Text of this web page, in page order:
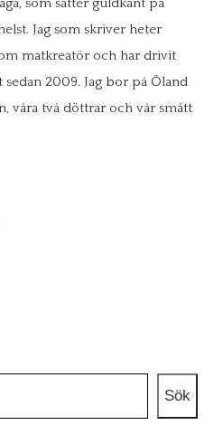
som sätter guldkant på
Jag som skriver heter
matkreatör och har drivit
2009. Jag bor på Öland
våra två döttrar och vår smått
Sök